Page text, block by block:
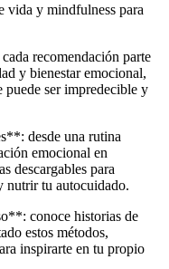
vida y mindfulness para
recomendación parte
y bienestar emocional,
puede ser impredecible y
desde una rutina
emocional en
descargables para
nutrir tu autocuidado.
conoce historias de
estos métodos,
inspirarte en tu propio